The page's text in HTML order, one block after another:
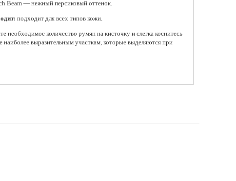
Beam — нежный персиковый оттенок.
подходит для всех типов кожи.
необходимое количество румян на кисточку и слегка коснитесь
наиболее выразительным участкам, которые выделяются при